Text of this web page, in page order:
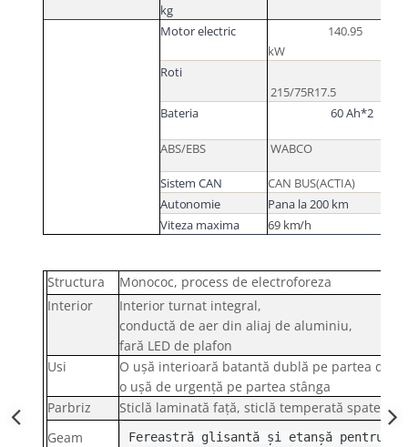
kg
Motor electric
140.95
kW
Roti
215/75R17.5
Bateria
60 Ah*2
ABS/EBS WABCO
Sistem CAN
CAN BUS(ACTIA)
Autonomie
Pana la 200 km
Viteza maxima
69 km/h
Structura
Monococ, process de electroforeza
Interior
Interior turnat integral,
conductă de aer din aliaj de aluminiu,
fară LED de plafon
Usi
O ușă interioară batantă dublă pe partea
o ușă de urgență pe partea stânga
Parbriz
Sticlă laminată față, sticlă temperată spate
Geam
Fereastră glisantă și etanșă pentru